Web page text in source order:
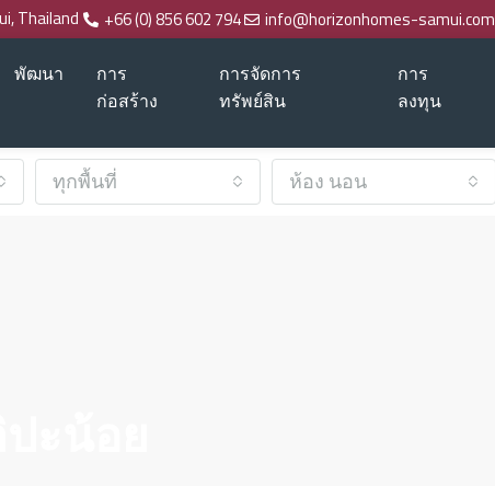
Thailand +66 (0) 856 602 794 info@horizonhomes-samui.com
พัฒนา
การ
ก่อสร้าง
การจัดการ
ทรัพย์สิน
การ
ลงทุน
ทุกพื้นที่ ห้อง นอน